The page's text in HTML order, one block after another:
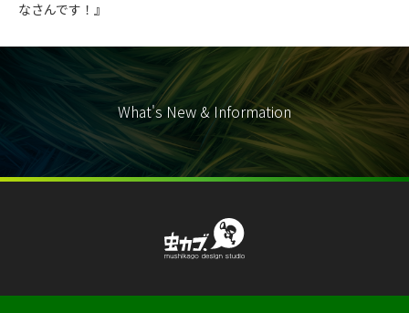
なさんです！』
What's New & Information